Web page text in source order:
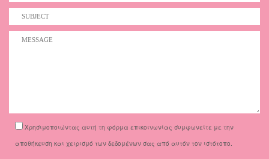
Χρησιμοποιώντας αυτή τη φόρμα επικοινωνίας συμφωνείτε με την
αποθήκευση και χειρισμό των δεδομένων σας από αυτόν τον ιστότοπο.